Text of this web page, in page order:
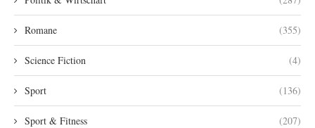
Romane (355)
Science Fiction (4)
Sport (136)
Sport & Fitness (207)